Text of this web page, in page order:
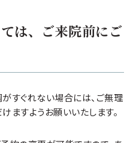
は、ご来院前にご
すぐれない場合には、ご無理
ますようお願いいたします。